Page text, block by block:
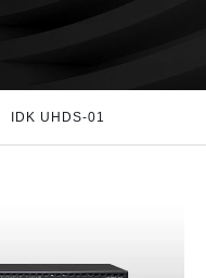
IDK UHDS-01